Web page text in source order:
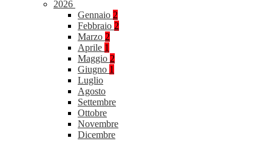
2026
Gennaio 2
Febbraio 2
Marzo 2
Aprile 1
Maggio 2
Giugno 1
Luglio
Agosto
Settembre
Ottobre
Novembre
Dicembre